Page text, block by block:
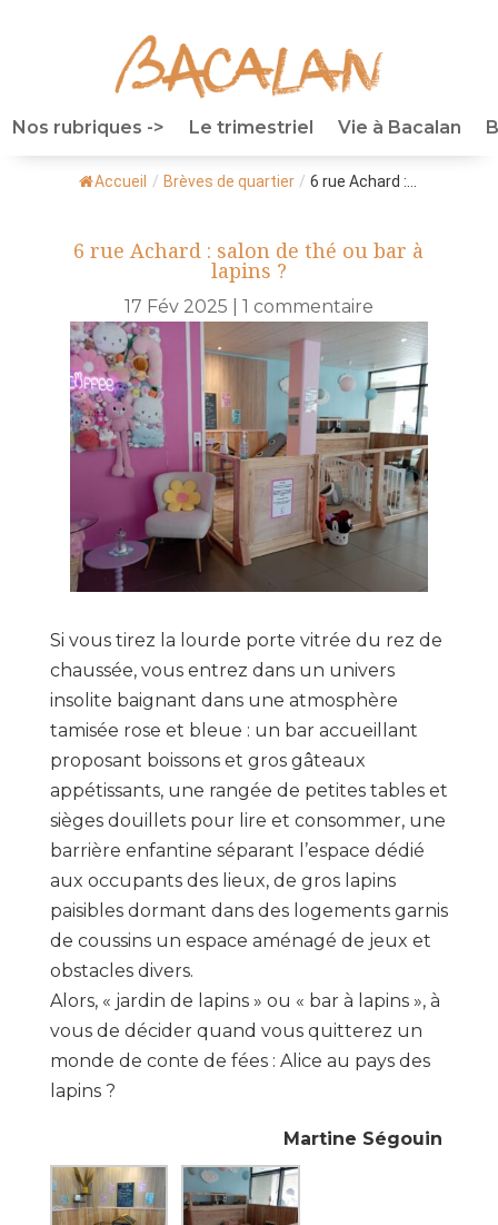
Nos rubriques -> Le trimestriel Vie à Bacalan
Accueil / Brèves de quartier / 6 rue Achard :...
6 rue Achard : salon de thé ou bar à
lapins ?
17 Fév 2025 1 commentaire
Si vous tirez la lourde porte vitrée du rez de
chaussée, vous entrez dans un univers
insolite baignant dans une atmosphère
tamisée rose et bleue : un bar accueillant
proposant boissons et gros gâteaux
appétissants, une rangée de petites tables et
sièges douillets pour lire et consommer, une
barrière enfantine séparant l’espace dédié
aux occupants des lieux, de gros lapins
paisibles dormant dans des logements garnis
de coussins un espace aménagé de jeux et
obstacles divers.
Alors, « jardin de lapins » ou « bar à lapins », à
vous de décider quand vous quitterez un
monde de conte de fées : Alice au pays des
lapins ?
Martine Ségouin